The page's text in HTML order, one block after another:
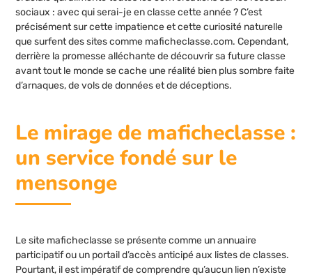
sociaux : avec qui serai-je en classe cette année ? C’est
précisément sur cette impatience et cette curiosité naturelle
que surfent des sites comme maficheclasse.com. Cependant,
derrière la promesse alléchante de découvrir sa future classe
avant tout le monde se cache une réalité bien plus sombre faite
d’arnaques, de vols de données et de déceptions.
Le mirage de maficheclasse :
un service fondé sur le
mensonge
Le site maficheclasse se présente comme un annuaire
participatif ou un portail d’accès anticipé aux listes de classes.
Pourtant, il est impératif de comprendre qu’aucun lien n’existe